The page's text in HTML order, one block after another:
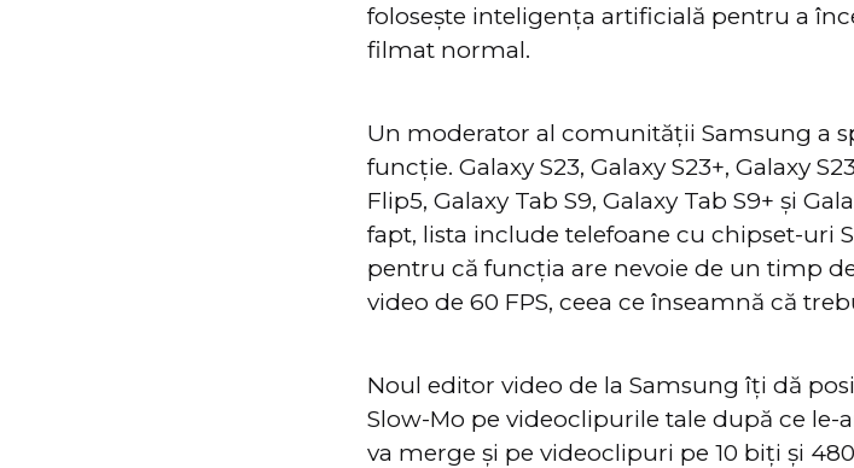
folosește inteligența artificială pentru a
filmat normal.
Un moderator al comunității Samsung a
funcție. Galaxy S23, Galaxy S23+, Galaxy
Flip5, Galaxy Tab S9, Galaxy Tab S9+ și
fapt, lista include telefoane cu chipset-uri
pentru că funcția are nevoie de un timp
video de 60 FPS, ceea ce înseamnă că
Noul editor video de la Samsung îți dă
Slow-Mo pe videoclipurile tale după ce
va merge și pe videoclipuri pe 10 biți și